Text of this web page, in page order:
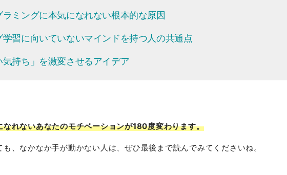
ラミングに本気になれない根本的な原因
学習に向いていないマインドを持つ人の共通点
気持ち」を激変させるアイデア
なれないあなたのモチベーションが180度変わります。
、なかなか手が動かない人は、ぜひ最後まで読んでみてくださいね。